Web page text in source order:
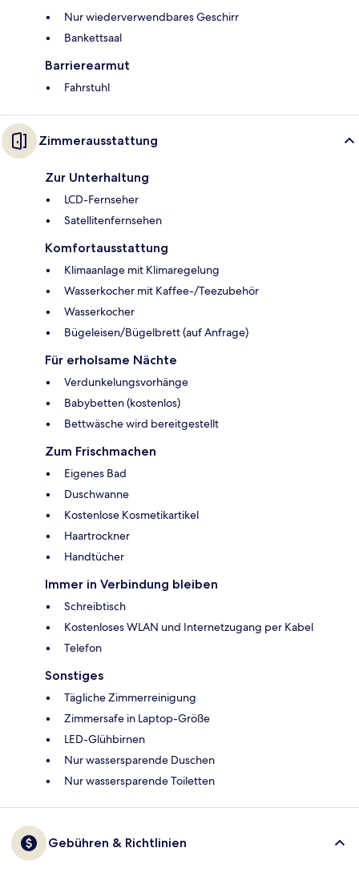
Nur wiederverwendbares Geschirr
Bankettsaal
Barrierearmut
Fahrstuhl
Zimmerausstattung
Zur Unterhaltung
LCD-Fernseher
Satellitenfernsehen
Komfortausstattung
Klimaanlage mit Klimaregelung
Wasserkocher mit Kaffee-/Teezubehör
Wasserkocher
Bügeleisen/Bügelbrett (auf Anfrage)
Für erholsame Nächte
Verdunkelungsvorhänge
Babybetten (kostenlos)
Bettwäsche wird bereitgestellt
Zum Frischmachen
Eigenes Bad
Duschwanne
Kostenlose Kosmetikartikel
Haartrockner
Handtücher
Immer in Verbindung bleiben
Schreibtisch
Kostenloses WLAN und Internetzugang per Kabel
Telefon
Sonstiges
Tägliche Zimmerreinigung
Zimmersafe in Laptop-Größe
LED-Glühbirnen
Nur wassersparende Duschen
Nur wassersparende Toiletten
Gebühren & Richtlinien